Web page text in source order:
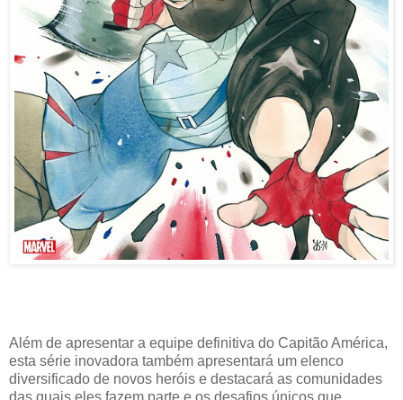
Além de apresentar a equipe definitiva do Capitão América,
esta série inovadora também apresentará um elenco
diversificado de novos heróis e destacará as comunidades